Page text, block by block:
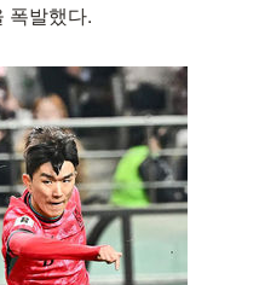
폭발했다.